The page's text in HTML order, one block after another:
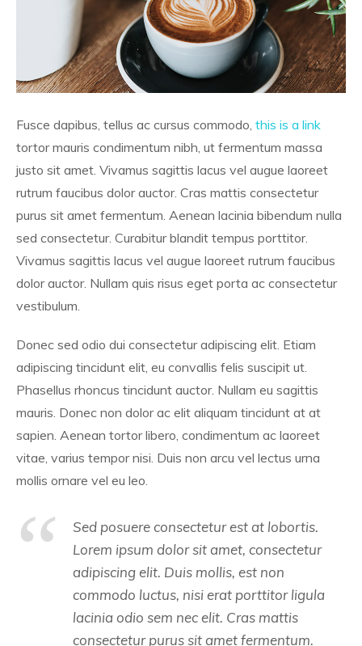
Fusce dapibus, tellus ac cursus commodo, this is a link
tortor mauris condimentum nibh, ut fermentum massa
justo sit amet. Vivamus sagittis lacus vel augue laoreet
rutrum faucibus dolor auctor. Cras mattis consectetur
purus sit amet fermentum. Aenean lacinia bibendum nulla
sed consectetur. Curabitur blandit tempus porttitor.
Vivamus sagittis lacus vel augue laoreet rutrum faucibus
dolor auctor. Nullam quis risus eget porta ac consectetur
vestibulum.
Donec sed odio dui consectetur adipiscing elit. Etiam
adipiscing tincidunt elit, eu convallis felis suscipit ut.
Phasellus rhoncus tincidunt auctor. Nullam eu sagittis
mauris. Donec non dolor ac elit aliquam tincidunt at at
sapien. Aenean tortor libero, condimentum ac laoreet
vitae, varius tempor nisi. Duis non arcu vel lectus urna
mollis ornare vel eu leo.
Sed posuere consectetur est at lobortis.
Lorem ipsum dolor sit amet, consectetur
adipiscing elit. Duis mollis, est non
commodo luctus, nisi erat porttitor ligula
lacinia odio sem nec elit. Cras mattis
consectetur purus sit amet fermentum.